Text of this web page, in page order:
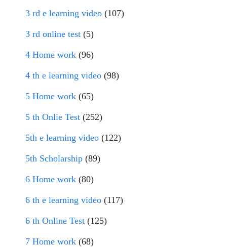
3 rd e learning video (107)
3 rd online test (5)
4 Home work (96)
4 th e learning video (98)
5 Home work (65)
5 th Onlie Test (252)
5th e learning video (122)
5th Scholarship (89)
6 Home work (80)
6 th e learning video (117)
6 th Online Test (125)
7 Home work (68)